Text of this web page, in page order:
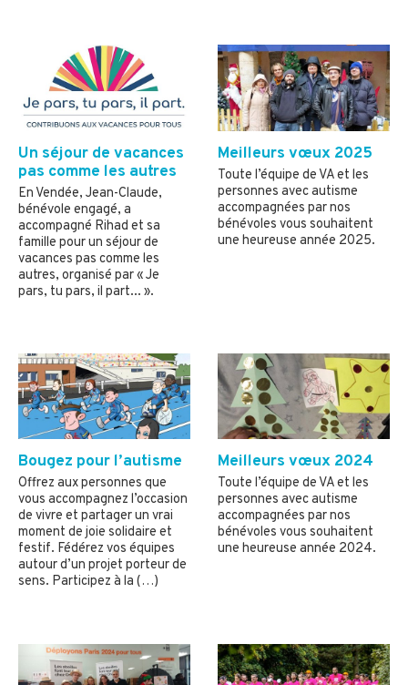
Un séjour de vacances
pas comme les autres
En Vendée, Jean-Claude,
bénévole engagé, a
accompagné Rihad et sa
famille pour un séjour de
vacances pas comme les
autres, organisé par « Je
pars, tu pars, il part... ».
Meilleurs vœux 2025
Toute l’équipe de VA et les
personnes avec autisme
accompagnées par nos
bénévoles vous souhaitent
une heureuse année 2025.
Bougez pour l’autisme
Offrez aux personnes que
vous accompagnez l’occasion
de vivre et partager un vrai
moment de joie solidaire et
festif. Fédérez vos équipes
autour d’un projet porteur de
sens. Participez à la (…)
Meilleurs vœux 2024
Toute l’équipe de VA et les
personnes avec autisme
accompagnées par nos
bénévoles vous souhaitent
une heureuse année 2024.